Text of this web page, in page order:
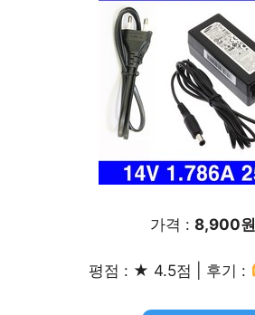
가격 : 8,900원
평점 : ★ 4.5점 | 후기 :